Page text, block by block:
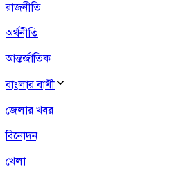
রাজনীতি
অর্থনীতি
আন্তর্জাতিক
বাংলার বাণী
জেলার খবর
বিনোদন
খেলা